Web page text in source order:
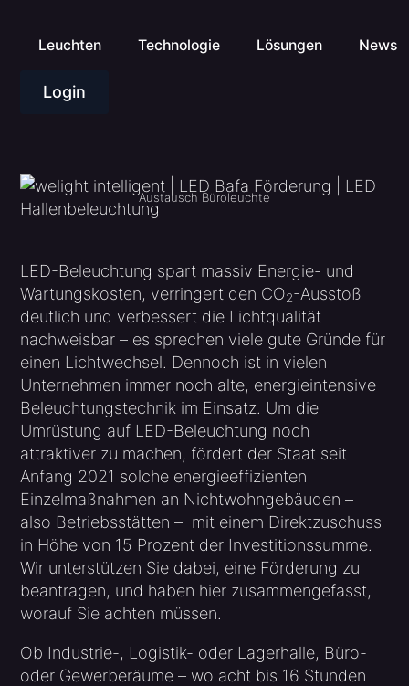
Leuchten Technologie Lösungen News
Login
Alle News
Austausch Büroleuchte
LED-Beleuchtung spart massiv Energie- und
Wartungskosten, verringert den CO2-Ausstoß
deutlich und verbessert die Lichtqualität
nachweisbar – es sprechen viele gute Gründe für
einen Lichtwechsel. Dennoch ist in vielen
Unternehmen immer noch alte, energieintensive
Beleuchtungstechnik im Einsatz. Um die
Umrüstung auf LED-Beleuchtung noch
attraktiver zu machen, fördert der Staat seit
Anfang 2021 solche energieeffizienten
Einzelmaßnahmen an Nichtwohngebäuden –
also Betriebsstätten – mit einem Direktzuschuss
in Höhe von 15 Prozent der Investitionssumme.
Wir unterstützen Sie dabei, eine Förderung zu
beantragen, und haben hier zusammengefasst,
worauf Sie achten müssen.
Ob Industrie-, Logistik- oder Lagerhalle, Büro-
oder Gewerberäume – wo acht bis 16 Stunden